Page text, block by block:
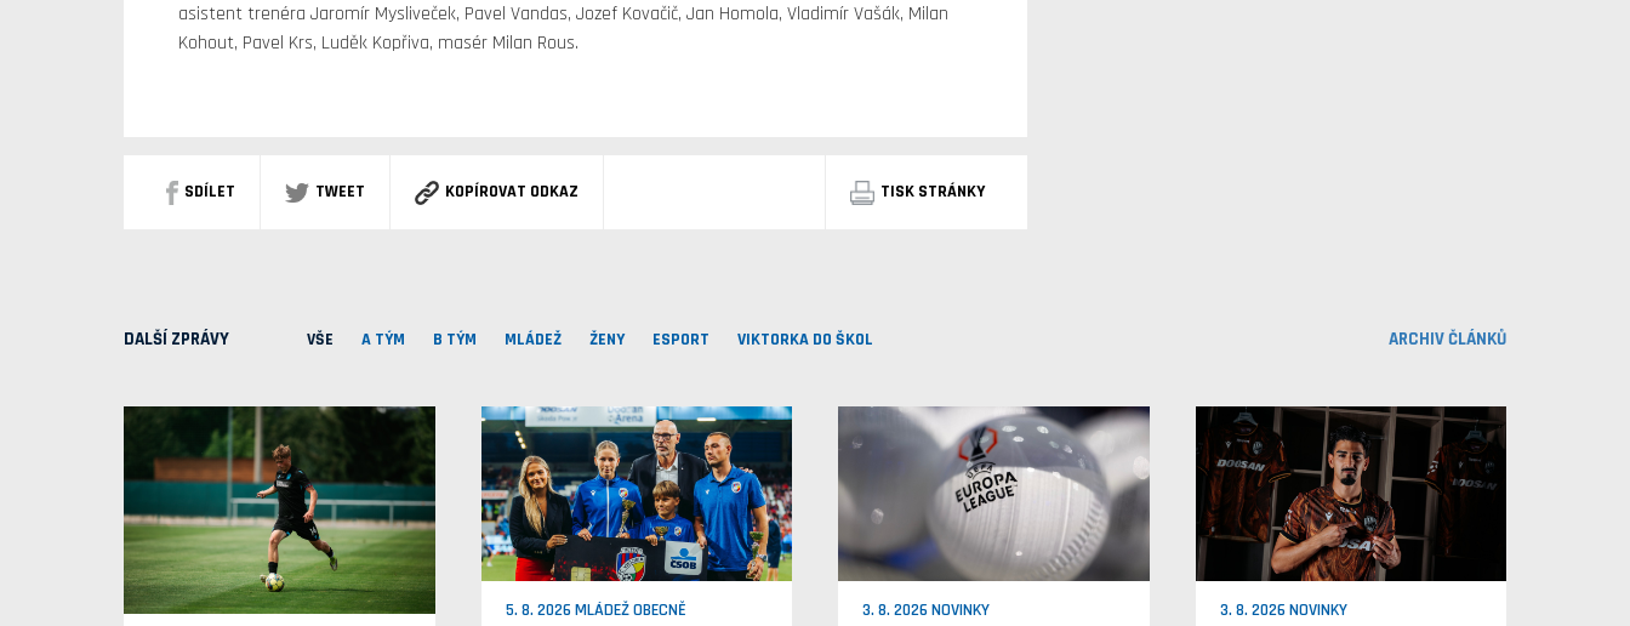
asistent trenéra Jaromír Mysliveček, Pavel Vandas, Jozef Kovačič, Jan Homola, Vladimír Vašák, Milan
Kohout, Pavel Krs, Luděk Kopřiva, masér Milan Rous.
SDÍLET TWEET KOPÍROVAT ODKAZ TISK STRÁNKY
DALŠÍ ZPRÁVY VŠE A TÝM B TÝM MLÁDEŽ ŽENY ESPORT VIKTORKA DO ŠKOL ARCHIV ČLÁNKŮ
5. 8. 2026 MLÁDEŽ OBECNĚ 3. 8. 2026 NOVINKY 3. 8. 2026 NOVINKY